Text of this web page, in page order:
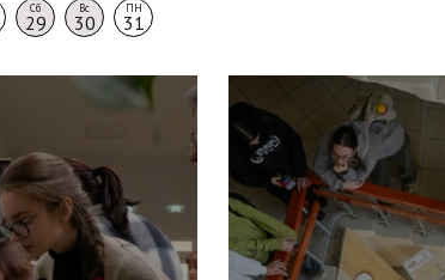
Сб
29
Вс
30
ПН
31